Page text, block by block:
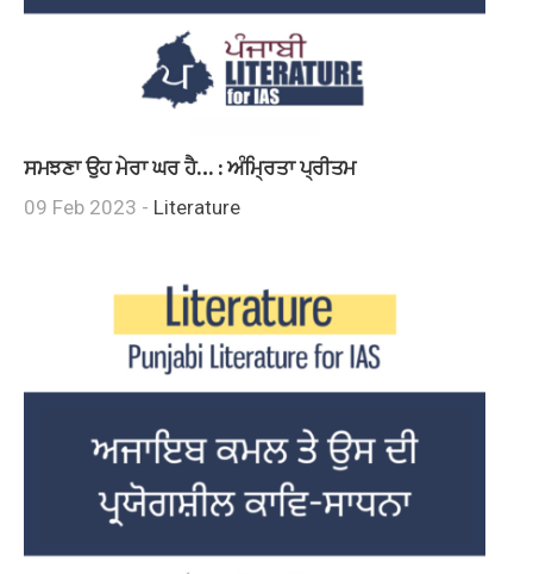
ਸਮਝਣਾ ਉਹ ਮੇਰਾ ਘਰ ਹੈ… : ਅੰਮ੍ਰਿਤਾ ਪ੍ਰੀਤਮ
09 Feb 2023 - Literature